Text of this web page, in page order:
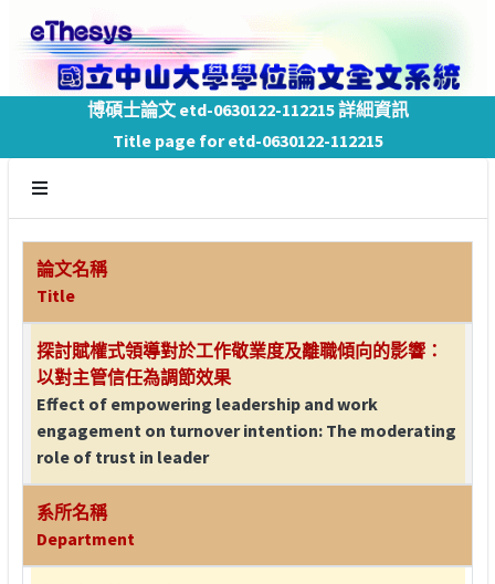
博碩士論文 etd-0630122-112215 詳細資訊
Title page for etd-0630122-112215
論文名稱
Title
探討賦權式領導對於工作敬業度及離職傾向的影響：
以對主管信任為調節效果
Effect of empowering leadership and work
engagement on turnover intention: The moderating
role of trust in leader
系所名稱
Department